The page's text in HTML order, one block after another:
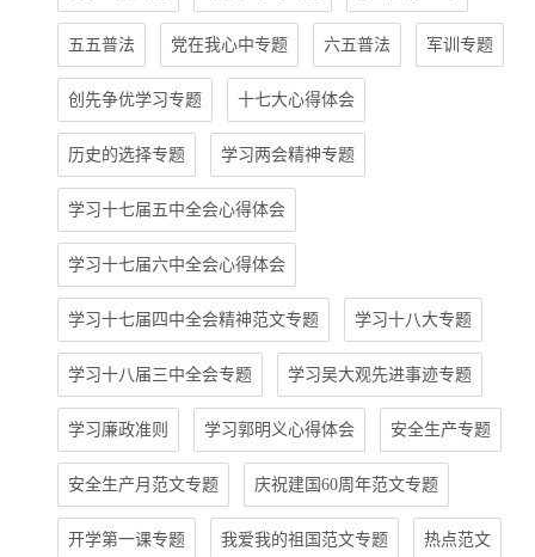
五五普法 党在我心中专题 六五普法 军训专题
创先争优学习专题 十七大心得体会
历史的选择专题 学习两会精神专题
学习十七届五中全会心得体会
学习十七届六中全会心得体会
学习十七届四中全会精神范文专题 学习十八大专题
学习十八届三中全会专题 学习吴大观先进事迹专题
学习廉政准则 学习郭明义心得体会 安全生产专题
安全生产月范文专题 庆祝建国60周年范文专题
开学第一课专题 我爱我的祖国范文专题 热点范文